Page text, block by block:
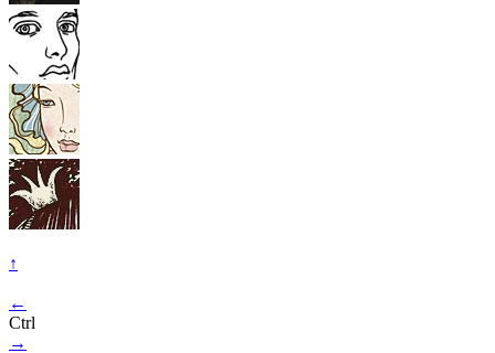
↑
←
Ctrl
→